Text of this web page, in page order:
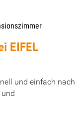
EIFEL
und einfach nach
und